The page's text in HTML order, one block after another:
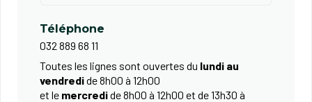
Téléphone
032 889 68 11
Toutes les lignes sont ouvertes du lundi au
vendredide 8h00 à 12h00
et le mercredide 8h00 à 12h00 et de 13h30 à